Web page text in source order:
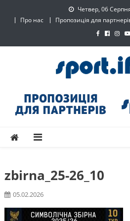
Четвер, 06
Про нас
Пропозиція для
SPORT.IF.UA
спортивний
zbirna_25-26_10
05.02.2026